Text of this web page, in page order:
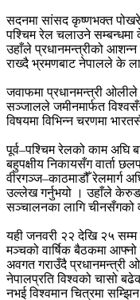
सदनमा सांसद कृष्णभक्त
पश्चिम रेल चलाउने सम्बन्धमा
उहाँले प्रधानमन्त्रीको आशन्न
राख्दै भ्रमणबाट नेपालले के
जवाफमा प्रधानमन्त्री
सञ्जालले जमीनमार्फत
विषयमा विभिन्न चरणमा
पूर्व–पश्चिम रेलको काम अघि
बहुपक्षीय निकायसँग वार्ता
वीरगञ्ज–काठमाडौँ रेलमार्ग
उल्लेख गर्नुभयो । उहाँले
सञ्चालनका लागि चीनसँगको
यही जनवरी २२ देखि २५ सम्म
मञ्चको वार्षिक बैठकमा
अवगत गराउँदै प्रधानमन्त्री
नेपालप्रति विश्वको चासो
नभई विश्वमान चित्रमा